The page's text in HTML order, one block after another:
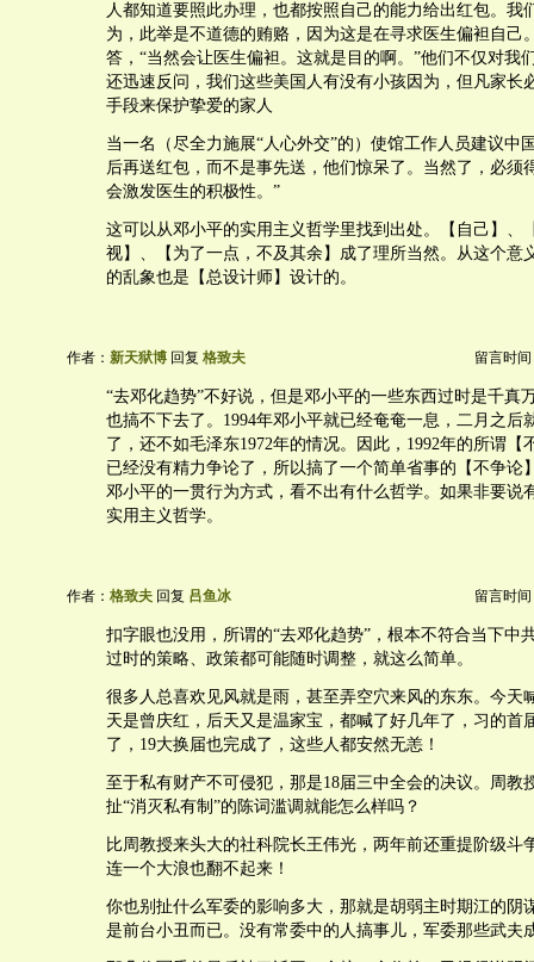
人都知道要照此办理，也都按照自己的能力给出红包。我
为，此举是不道德的贿赂，因为这是在寻求医生偏袒自己
答，“当然会让医生偏袒。这就是目的啊。”他们不仅对我
还迅速反问，我们这些美国人有没有小孩因为，但凡家长
手段来保护挚爱的家人
当一名（尽全力施展“人心外交”的）使馆工作人员建议中
后再送红包，而不是事先送，他们惊呆了。当然了，必须
会激发医生的积极性。”
这可以从邓小平的实用主义哲学里找到出处。【自己】、
视】、【为了一点，不及其余】成了理所当然。从这个意
的乱象也是【总设计师】设计的。
作者： 新天狱博 回复 格致夫 留言时间
“去邓化趋势”不好说，但是邓小平的一些东西过时是千真
也搞不下去了。1994年邓小平就已经奄奄一息，二月之后
了，还不如毛泽东1972年的情况。因此，1992年的所谓【
已经没有精力争论了，所以搞了一个简单省事的【不争论
邓小平的一贯行为方式，看不出有什么哲学。如果非要说
实用主义哲学。
作者： 格致夫 回复 吕鱼冰 留言时间
扣字眼也没用，所谓的“去邓化趋势”，根本不符合当下中
过时的策略、政策都可能随时调整，就这么简单。
很多人总喜欢见风就是雨，甚至弄空穴来风的东东。今天
天是曾庆红，后天又是温家宝，都喊了好几年了，习的首
了，19大换届也完成了，这些人都安然无恙！
至于私有财产不可侵犯，那是18届三中全会的决议。周教
扯“消灭私有制”的陈词滥调就能怎么样吗？
比周教授来头大的社科院长王伟光，两年前还重提阶级斗
连一个大浪也翻不起来！
你也别扯什么军委的影响多大，那就是胡弱主时期江的阴
是前台小丑而已。没有常委中的人搞事儿，军委那些武夫